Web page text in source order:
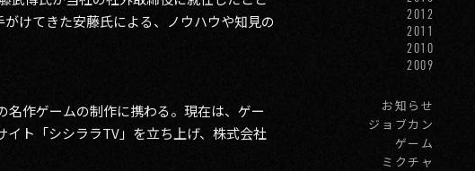
2012
2011
2010
2009
お知らせ
ジョブカン
ゲーム
ミクチャ
けてきた安藤氏による、ノウハウや知見の
作ゲームの制作に携わる。現在は、ゲー
ト「シシララTV」を立ち上げ、株式会社